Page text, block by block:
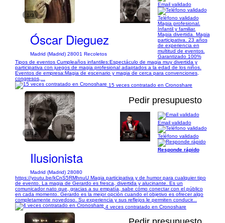
1/3
Óscar Dieguez
Madrid (Madrid) 28001 Recoletos
Email validado
Teléfono validado
Magia profesional.
Infantil y familiar.
Magia divertida. Magia
participativa. 23 años
de experiencia en
multitud de eventos.
Garantizado 100%
Tipos de eventos Cumpleaños infantiles:Espectáculo de magia muy divertida y
participativa con juegos de magia profesional adaptados a la edad de los niños.
Eventos de empresa:Magia de escenario y magia de cerca para convenciones,
congresos,...
15 veces contratado en Cronoshare
1/14
Pedir presupuesto
Ilusionista
Madrid (Madrid) 28080
Email validado
Teléfono validado
Responde rápido
https://youtu.be/kCnS5RMhnuU Magia participativa y de humor para cualquier tipo
de evento. La magia de Gerardo es fresca, divertida y alucinante. Es un
comunicador nato que, gracias a su empatía, sabe cómo conectar con el público
en cada momento. Gerardo es la mejor opción cuando el objetivo es ofrecer algo
completamente novedoso. Su experiencia y sus reflejos le permiten conducir...
4 veces contratado en Cronoshare